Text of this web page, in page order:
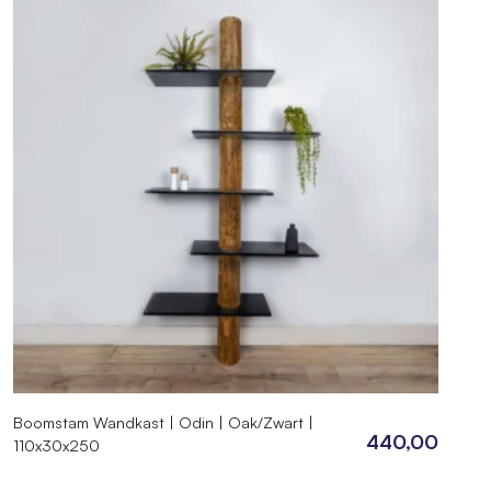
Boomstam Wandkast | Odin | Oak/Zwart |
110x30x250
440,00